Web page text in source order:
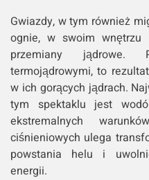
Gwiazdy, w tym również
ognie, w swoim wnętrzu
przemiany jądrowe.
termojądrowymi, to
w ich gorących jądrach.
tym spektaklu jest
ekstremalnych
ciśnieniowych ulega
powstania helu i
energii.